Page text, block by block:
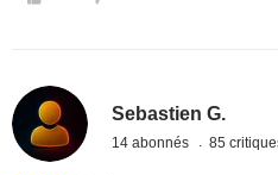
Sebastien G.
14 abonnés 85